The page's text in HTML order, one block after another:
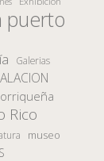
puerto
Galerias
Rico
museo